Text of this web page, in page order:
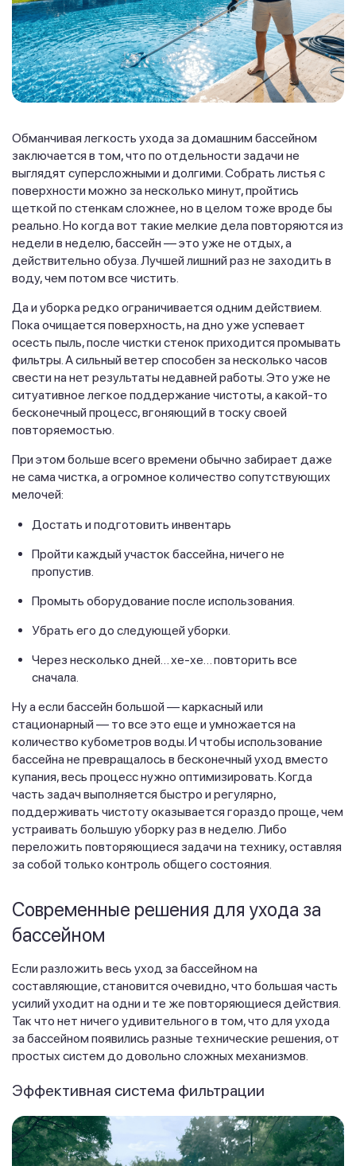
Обманчивая легкость ухода за домашним бассейном
заключается в том, что по отдельности задачи не
выглядят суперсложными и долгими. Собрать листья с
поверхности можно за несколько минут, пройтись
щеткой по стенкам сложнее, но в целом тоже вроде бы
реально. Но когда вот такие мелкие дела повторяются из
недели в неделю, бассейн — это уже не отдых, а
действительно обуза. Лучшей лишний раз не заходить в
воду, чем потом все чистить.
Да и уборка редко ограничивается одним действием.
Пока очищается поверхность, на дно уже успевает
осесть пыль, после чистки стенок приходится промывать
фильтры. А сильный ветер способен за несколько часов
свести на нет результаты недавней работы. Это уже не
ситуативное легкое поддержание чистоты, а какой-то
бесконечный процесс, вгоняющий в тоску своей
повторяемостью.
При этом больше всего времени обычно забирает даже
не сама чистка, а огромное количество сопутствующих
мелочей:
Достать и подготовить инвентарь
Пройти каждый участок бассейна, ничего не
пропустив.
Промыть оборудование после использования.
Убрать его до следующей уборки.
Через несколько дней… хе-хе… повторить все
сначала.
Ну а если бассейн большой — каркасный или
стационарный — то все это еще и умножается на
количество кубометров воды. И чтобы использование
бассейна не превращалось в бесконечный уход вместо
купания, весь процесс нужно оптимизировать. Когда
часть задач выполняется быстро и регулярно,
поддерживать чистоту оказывается гораздо проще, чем
устраивать большую уборку раз в неделю. Либо
переложить повторяющиеся задачи на технику, оставляя
за собой только контроль общего состояния.
Современные решения для ухода за
бассейном
Если разложить весь уход за бассейном на
составляющие, становится очевидно, что большая часть
усилий уходит на одни и те же повторяющиеся действия.
Так что нет ничего удивительного в том, что для ухода
за бассейном появились разные технические решения, от
простых систем до довольно сложных механизмов.
Эффективная система фильтрации